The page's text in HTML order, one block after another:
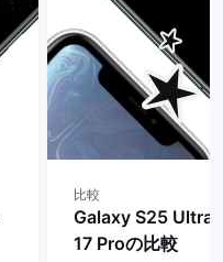
比較
Galaxy S25 Ultra
17 Proの比較